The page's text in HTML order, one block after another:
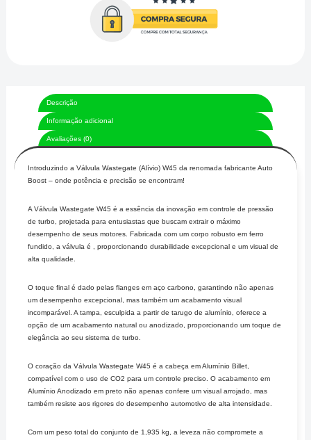
Descrição
Informação adicional
Avaliações (0)
Introduzindo a Válvula Wastegate (Alívio) W45 da renomada fabricante Auto
Boost – onde potência e precisão se encontram!
A Válvula Wastegate W45 é a essência da inovação em controle de pressão
de turbo, projetada para entusiastas que buscam extrair o máximo
desempenho de seus motores. Fabricada com um corpo robusto em ferro
fundido, a válvula é , proporcionando durabilidade excepcional e um visual de
alta qualidade.
O toque final é dado pelas flanges em aço carbono, garantindo não apenas
um desempenho excepcional, mas também um acabamento visual
incomparável. A tampa, esculpida a partir de tarugo de alumínio, oferece a
opção de um acabamento natural ou anodizado, proporcionando um toque de
elegância ao seu sistema de turbo.
O coração da Válvula Wastegate W45 é a cabeça em Alumínio Billet,
compatível com o uso de CO2 para um controle preciso. O acabamento em
Alumínio Anodizado em preto não apenas confere um visual arrojado, mas
também resiste aos rigores do desempenho automotivo de alta intensidade.
Com um peso total do conjunto de 1,935 kg, a leveza não compromete a